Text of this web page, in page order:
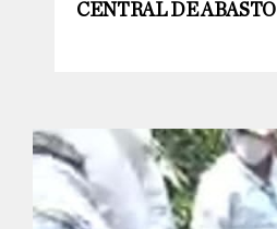
CENTRAL DE ABASTO